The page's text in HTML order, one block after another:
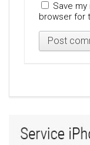
Save my
browser for